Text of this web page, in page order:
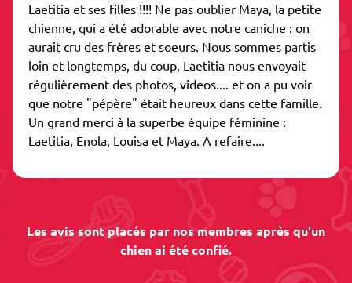
Laetitia et ses filles !!!! Ne pas oublier Maya, la petite
chienne, qui a été adorable avec notre caniche : on
aurait cru des frères et soeurs. Nous sommes partis
loin et longtemps, du coup, Laetitia nous envoyait
régulièrement des photos, videos.... et on a pu voir
que notre "pépère" était heureux dans cette famille.
Un grand merci à la superbe équipe féminine :
Laetitia, Enola, Louisa et Maya. A refaire....
Les avis sont placés par nos membres après qu'un
chien ai été confié.